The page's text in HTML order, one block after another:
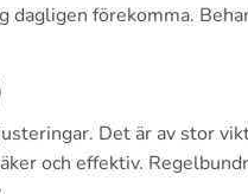
dagligen förekomma.
Det är av stor
och effektiv.